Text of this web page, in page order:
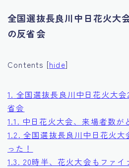
全国選抜長良川中日花火大
の反省会
Contents [hide]
1. 全国選抜長良川中日花火大会
省会
1.1. 中日花火大会、来場者数が
1.2. 全国選抜長良川中日花火
った！
1.3. 20時半、花火大会もファイ